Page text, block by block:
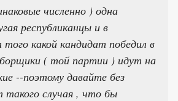
численно ) одна
республиканцы и в
какой кандидат победил в
( той партии ) идут на
--поэтому давайте без
такого случая , что бы